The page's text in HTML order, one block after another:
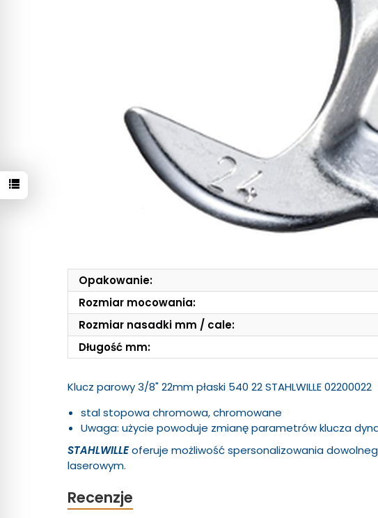
Opakowanie:
Rozmiar mocowania:
Rozmiar nasadki mm / cale:
Długość mm:
Klucz parowy 3/8" 22mm płaski 540 22 STAHLWILLE 02200022
stal stopowa chromowa, chromowane
Uwaga: użycie powoduje zmianę parametrów klucza
STAHLWILLEoferuje możliwość spersonalizowania
laserowym.
Recenzje